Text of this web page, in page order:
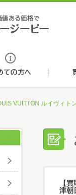
VUITTON ルイヴィ
【
津朝